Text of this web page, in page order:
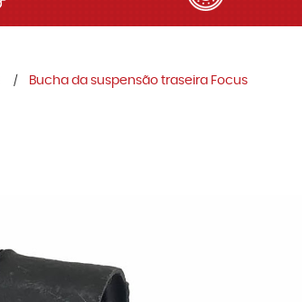
Bucha da suspensão traseira Focus